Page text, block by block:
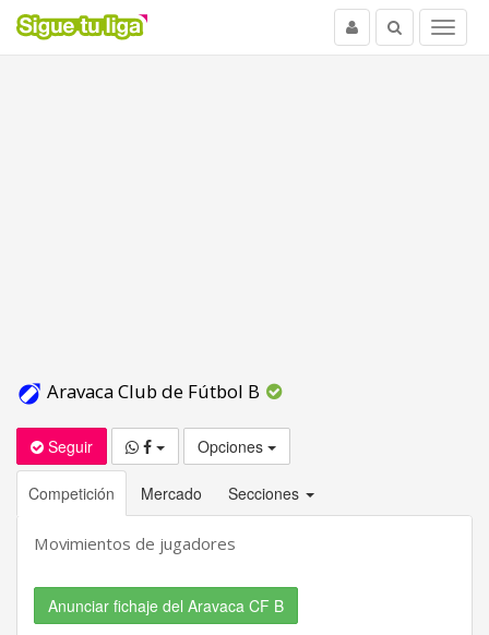
Menu
Buscar
Usuario
Aravaca Club de Fútbol B
Seguir Opciones
Competición Mercado Secciones
Movimientos de jugadores
Anunciar fichaje del Aravaca CF B